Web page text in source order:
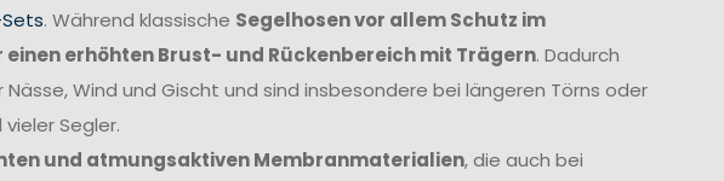
. Während klassische Segelhosen vor allem Schutz im
erhöhten Brust- und Rückenbereich mit Trägern. Dadurch
Wind und Gischt und sind insbesondere bei längeren Törns oder
Segler.
und atmungsaktiven Membranmaterialien, die auch bei